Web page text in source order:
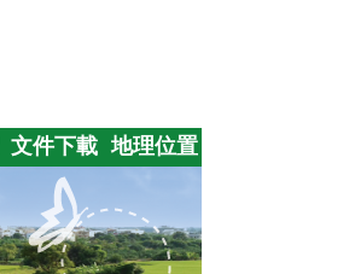
文件下載 地理位置